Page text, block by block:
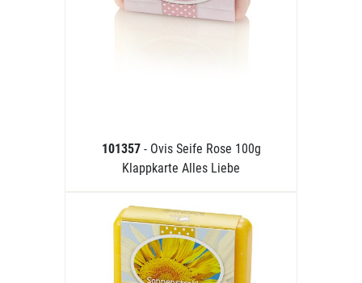
101357 - Ovis Seife Rose 100g
Klappkarte Alles Liebe